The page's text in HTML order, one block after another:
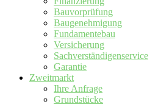
Bauvorprüfung
Baugenehmigung
Fundamentebau
Versicherung
Sachverständigenservice
Garantie
Zweitmarkt
Ihre Anfrage
Grundstücke